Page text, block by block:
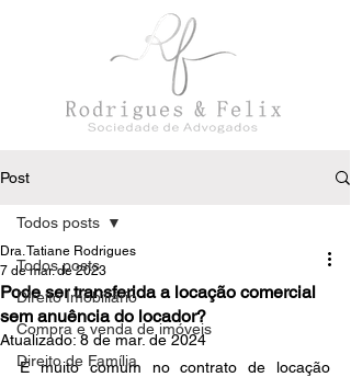
Post
Todos posts
Direito Imobiliário
Compra e venda de imóveis
Direito de Família
Todos posts
Pode ser transferida a locação comercial
sem anuência do locador?
Dra. Tatiane Rodrigues
7 de mar. de 2023
Atualizado:8 de mar. de 2024
É muito comum no contrato de locação